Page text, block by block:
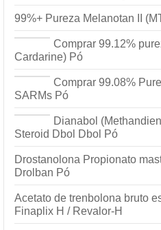
99%+ Pureza Melanotan II
Comprar 99.12%
Cardarine) Pó
Comprar 99.08%
SARMs Pó
Dianabol
Steroid Dbol Dbol Pó
Drostanolona Propionato
Drolban Pó
Acetato de trenbolona bruto
Finaplix H / Revalor-H